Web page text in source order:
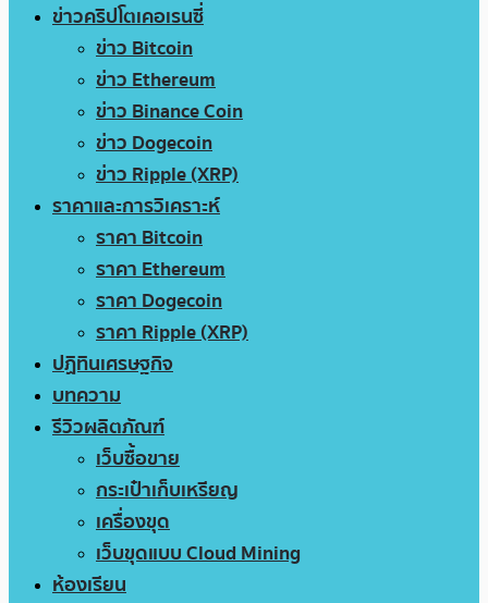
ข่าวคริปโตเคอเรนซี่
ข่าว Bitcoin
ข่าว Ethereum
ข่าว Binance Coin
ข่าว Dogecoin
ข่าว Ripple (XRP)
ราคาและการวิเคราะห์
ราคา Bitcoin
ราคา Ethereum
ราคา Dogecoin
ราคา Ripple (XRP)
ปฏิทินเศรษฐกิจ
บทความ
รีวิวผลิตภัณฑ์
เว็บซื้อขาย
กระเป๋าเก็บเหรียญ
เครื่องขุด
เว็บขุดแบบ Cloud Mining
ห้องเรียน